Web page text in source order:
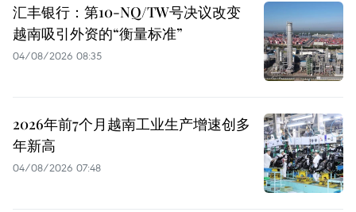
汇丰银行：第10-NQ/TW号决议改变
越南吸引外资的“衡量标准”
04/08/2026 08:35
2026年前7个月越南工业生产增速创多
年新高
04/08/2026 07:48